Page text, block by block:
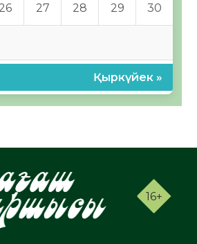
26 27 28 29 30
Қыркүйек »
16+